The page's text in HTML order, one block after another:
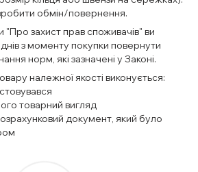
обмін/повернення.
"Про захист прав споживачів" ви
з моменту покупки повернути
норм, які зазначені у Законі.
належної якості виконується:
товарний вигляд
документ, який було